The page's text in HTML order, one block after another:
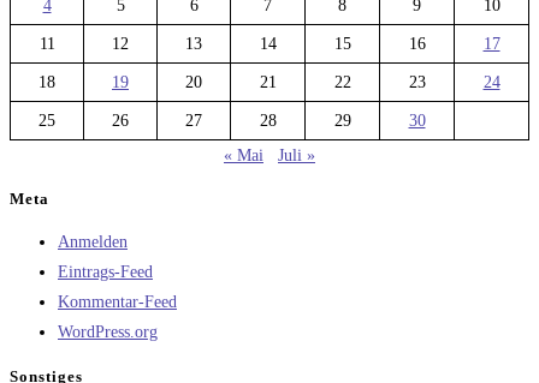
4 5 6 7 8 9 10
11 12 13 14 15 16 17
18 19 20 21 22 23 24
25 26 27 28 29
30
« Mai
Juli »
Meta
Anmelden
Eintrags-Feed
Kommentar-Feed
WordPress.org
Sonstiges